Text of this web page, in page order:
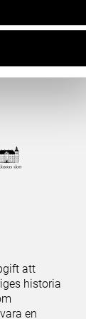
att
historia
en